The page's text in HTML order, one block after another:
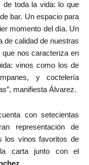
de toda la vida: lo que
bar. Un espacio para
momento del día. Un
de calidad de nuestras
nos caracteriza en
vinos como los de
y coctelería
manifiesta Álvarez.
con setecientas
representación de
los vinos favoritos de
carta junto con el
.